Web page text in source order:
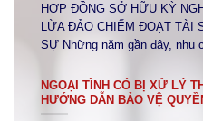
HỢP ĐỒNG SỞ HỮU KỲ
LỪA ĐẢO CHIẾM ĐOẠT TÀI
SỰ Những năm gần đây, nhu
NGOẠI TÌNH CÓ BỊ XỬ LÝ
HƯỚNG DẪN BẢO VỆ